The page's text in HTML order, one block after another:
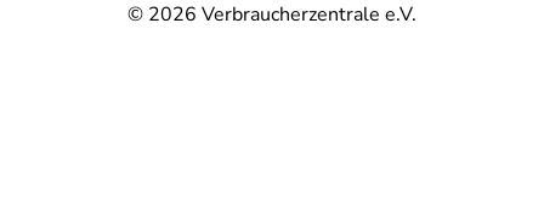
© 2026 Verbraucherzentrale e.V.